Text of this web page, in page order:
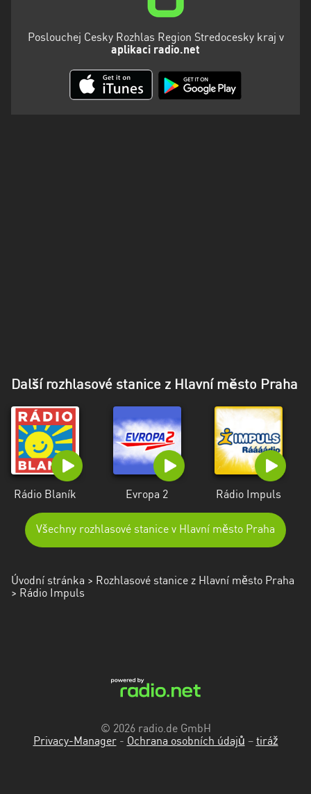
Poslouchej Cesky Rozhlas Region Stredocesky kraj v
aplikaci radio.net
Další rozhlasové stanice z Hlavní město Praha
Rádio Blaník Evropa 2 Rádio Impuls
Všechny rozhlasové stanice v Hlavní město Praha
Úvodní stránka > Rozhlasové stanice z Hlavní město Praha
> Rádio Impuls
© 2026 radio.de GmbH
Privacy-Manager- Ochrana osobních údajů – tiráž